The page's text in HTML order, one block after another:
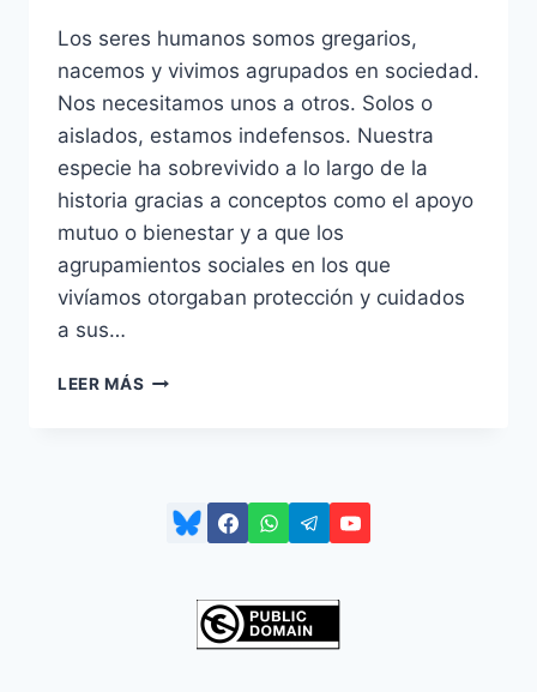
Los seres humanos somos gregarios,
nacemos y vivimos agrupados en sociedad.
Nos necesitamos unos a otros. Solos o
aislados, estamos indefensos. Nuestra
especie ha sobrevivido a lo largo de la
historia gracias a conceptos como el apoyo
mutuo o bienestar y a que los
agrupamientos sociales en los que
vivíamos otorgaban protección y cuidados
a sus…
LEER MÁS UNA